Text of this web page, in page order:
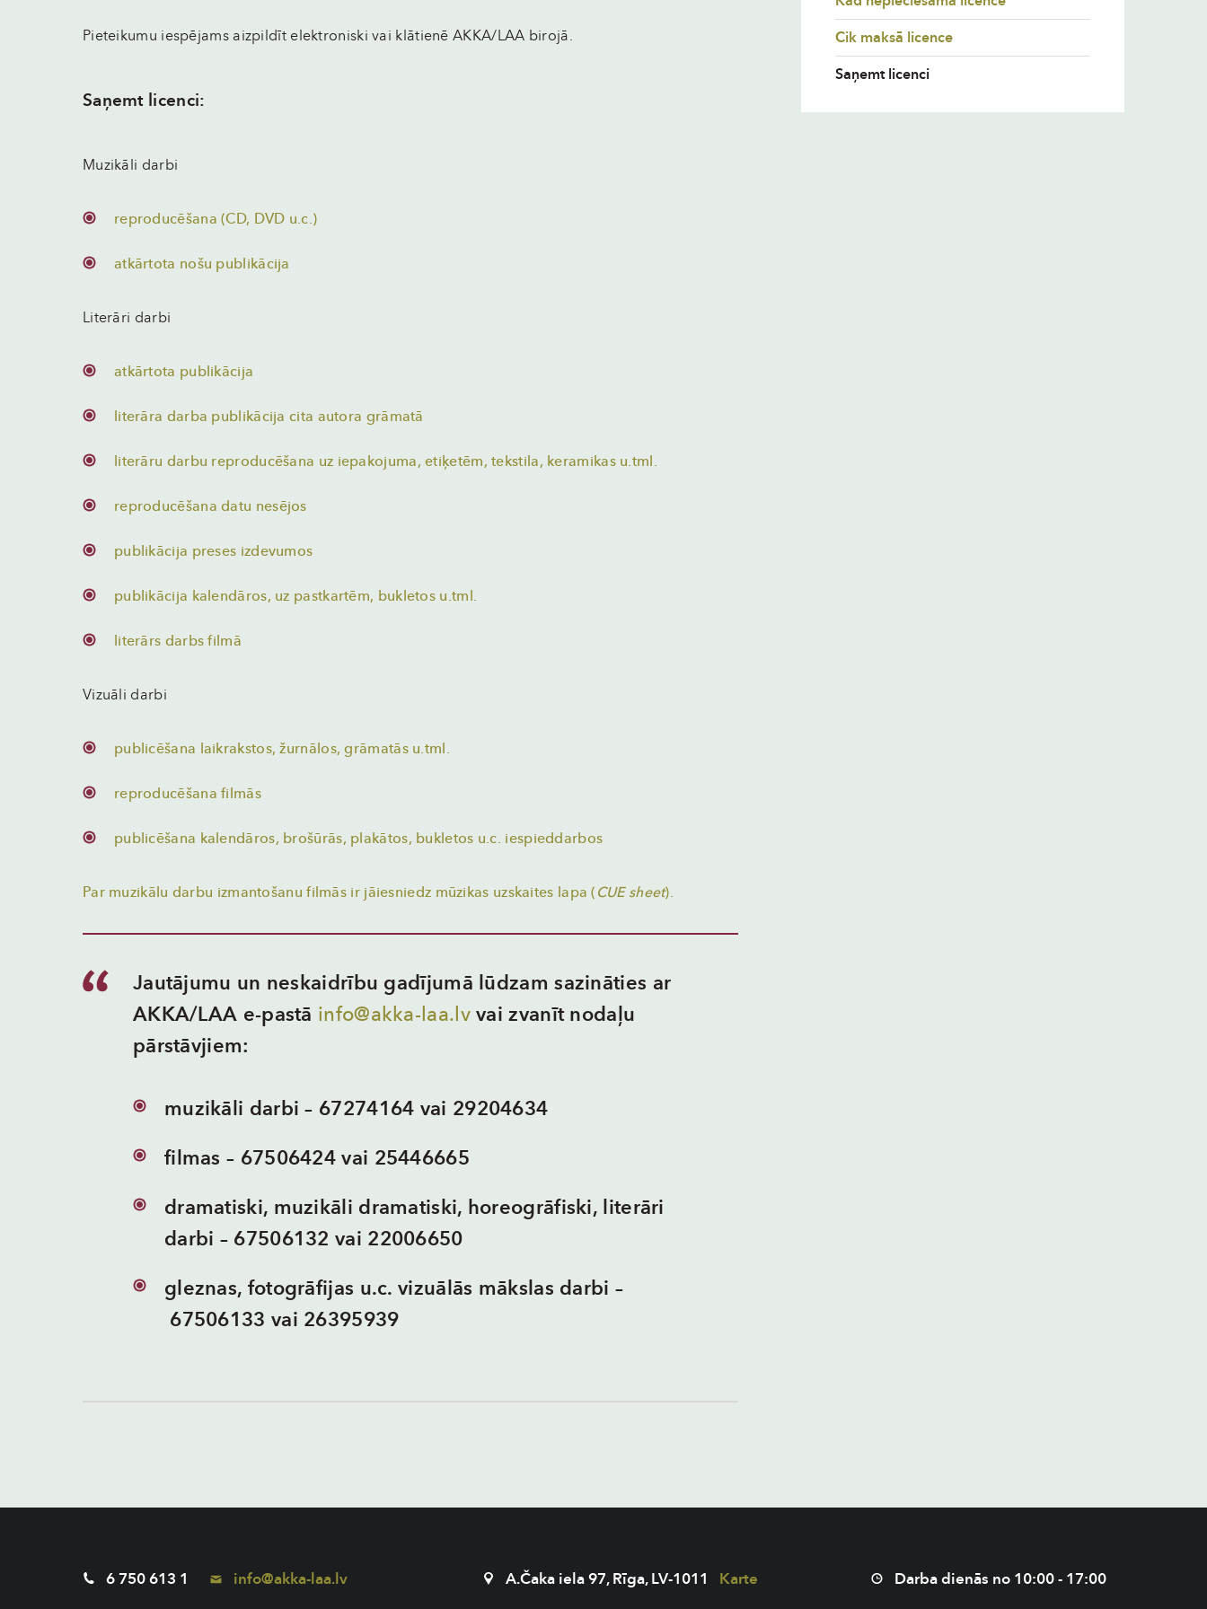
Pieteikumu iespējams aizpildīt elektroniski vai klātienē AKKA/LAA birojā.
Saņemt licenci:
Muzikāli darbi
reproducēšana (CD, DVD u.c.)
atkārtota nošu publikācija
Literāri darbi
atkārtota publikācija
literāra darba publikācija cita autora grāmatā
literāru darbu reproducēšana uz iepakojuma, etiķetēm, tekstila, keramikas u.tml.
reproducēšana datu nesējos
publikācija preses izdevumos
publikācija kalendāros, uz pastkartēm, bukletos u.tml.
literārs darbs filmā
Vizuāli darbi
publicēšana laikrakstos, žurnālos, grāmatās u.tml.
reproducēšana filmās
publicēšana kalendāros, brošūrās, plakātos, bukletos u.c. iespieddarbos
Par muzikālu darbu izmantošanu filmās ir jāiesniedz mūzikas uzskaites lapa (CUE sheet).
Jautājumu un neskaidrību gadījumā lūdzam sazināties ar
AKKA/LAA e-pastā info@akka-laa.lvvai zvanīt nodaļu
pārstāvjiem:
muzikāli darbi – 67274164 vai 29204634
filmas – 67506424 vai 25446665
dramatiski, muzikāli dramatiski, horeogrāfiski, literāri
darbi – 67506132 vai 22006650
gleznas, fotogrāfijas u.c. vizuālās mākslas darbi –
67506133 vai 26395939
Cik maksā licence
Saņemt licenci
6 750 613 1 info@akka-laa.lv A.Čaka iela 97, Rīga, LV-1011 Karte Darba dienās no 10:00 - 17:00